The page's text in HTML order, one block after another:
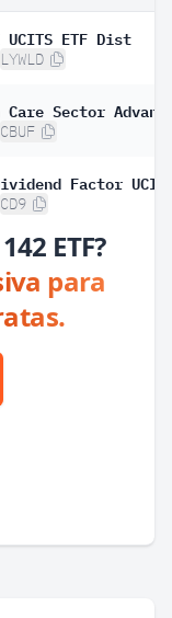
ETF Dist
LYWLD
CBUF
CD9
ETF?
para